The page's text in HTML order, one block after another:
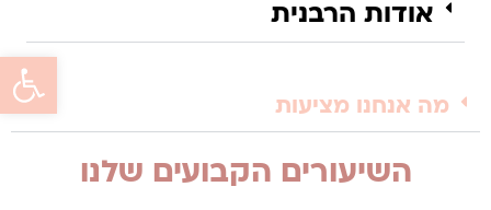
אודות הרבנית
מה אנחנו מציעות
השיעורים הקבועים שלנו
פתח